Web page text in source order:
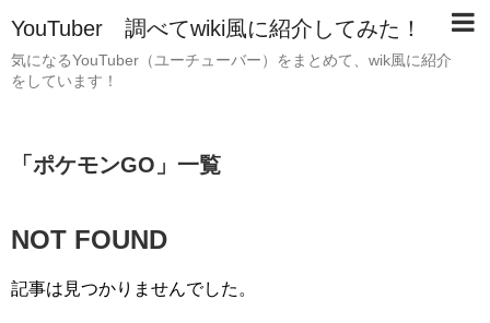
YouTuber 調べてwiki風に紹介してみた！
気になるYouTuber（ユーチューバー）をまとめて、wik風に紹介
をしています！
「 ポケモンGO 」 一覧
NOT FOUND
記事は見つかりませんでした。